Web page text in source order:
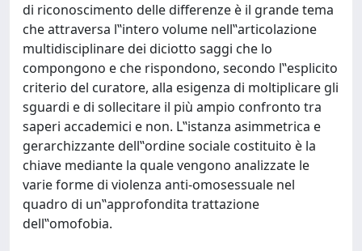
di riconoscimento delle differenze è il grande tema
che attraversa l‟intero volume nell‟articolazione
multidisciplinare dei diciotto saggi che lo
compongono e che rispondono, secondo l‟esplicito
criterio del curatore, alla esigenza di moltiplicare gli
sguardi e di sollecitare il più ampio confronto tra
saperi accademici e non. L‟istanza asimmetrica e
gerarchizzante dell‟ordine sociale costituito è la
chiave mediante la quale vengono analizzate le
varie forme di violenza anti-omosessuale nel
quadro di un‟approfondita trattazione
dell‟omofobia.